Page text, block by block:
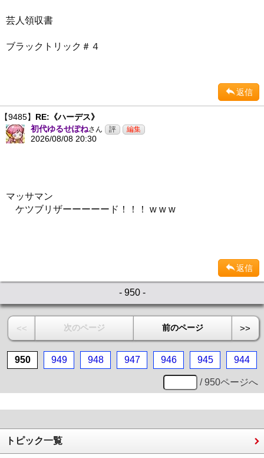
芸人領収書
ブラックトリック＃４
返信
【9485】 RE:《ハーデス》
初代ゆるせぽねさん
2026/08/08 20:30
マッサマン
ケツブリザーーーーード！！！ w w w
返信
- 950 -
<< 次のページ 前のページ >>
950 949 948 947 946 945 944
/ 950ページへ
トピック一覧